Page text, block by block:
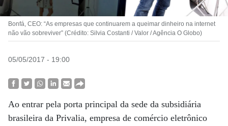
Bonfá, CEO: “As empresas que continuarem a queimar dinheiro na internet
não vão sobreviver” (Crédito: Silvia Costanti / Valor / Agência O Globo)
05/05/2017 - 19:00
Ao entrar pela porta principal da sede da subsidiária
brasileira da Privalia, empresa de comércio eletrônico